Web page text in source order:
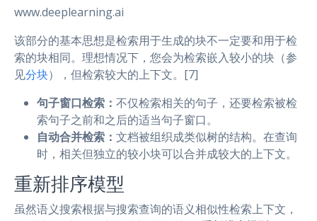
www.deeplearning.ai
该部分的基本思想是检索用于生成的块不一定要和用于检
索的块相同。理想情况下，您会为检索嵌入较小的块（参
见分块），但检索较大的上下文。[7]
句子窗口检索： 不仅检索相关的句子，还要检索被检
索句子之前和之后的适当句子窗口。
自动合并检索： 文档被组织成类似树的结构。在查询
时，相关但独立的较小块可以合并成较大的上下文。
重新排序模型
虽然语义搜索根据与搜索查询的语义相似性检索上下文，